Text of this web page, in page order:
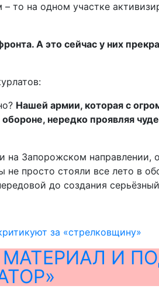
то на одном участке
А это сейчас у них
Нашей армии, которая с
нередко проявляя
на Запорожском
просто стояли все лето в
до создания
за «стрелковщину»
И